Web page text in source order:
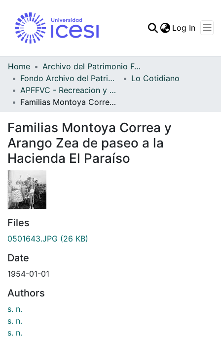
Statistics
Log In
Home
Archivo del Patrimonio Fotográfico y Fílmico del Valle del Cauca
Fondo Archivo del Patrimonio Fotográfico y Fílmico del Valle del Cauca
Lo Cotidiano
APFFVC - Recreacion y Paseo - Patrimonial
Familias Montoya Correa y Arango Zea de paseo a la Hacienda El Paraíso
Familias Montoya Correa y
Arango Zea de paseo a la
Hacienda El Paraíso
Files
0501643.JPG (26 KB)
Date
1954-01-01
Authors
s. n.
s. n.
s. n.